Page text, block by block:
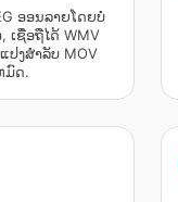
ອອນລາຍໂດຍບໍ່
ເຊື່ອຖືໄດ້ WMV
ປງສໍາລັບ MOV
ມົດ.